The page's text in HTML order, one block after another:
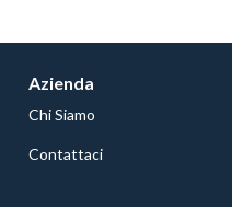
Azienda
Chi Siamo
Contattaci